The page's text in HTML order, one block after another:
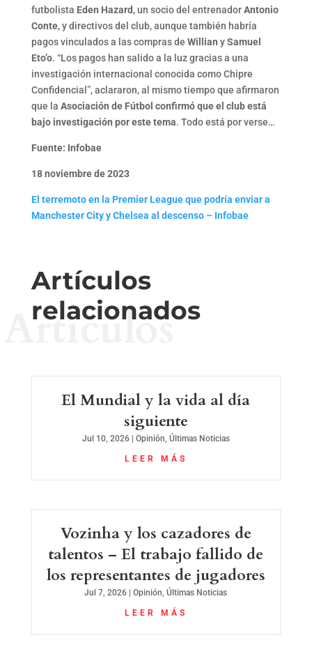
futbolista Eden Hazard, un socio del entrenadorAntonio
Conte, y directivos del club, aunque también habría
pagos vinculados a las compras de Willian ySamuel
Eto’o. “Los pagos han salido a la luz gracias a una
investigación internacional conocida como Chipre
Confidencial”, aclararon, al mismo tiempo que afirmaron
que la Asociación de Fútbol confirmó que el club está
bajo investigación por este tema. Todo está por verse…
Fuente: Infobae
18 noviembre de 2023
El terremoto en la Premier League que podría enviar a
Manchester City y Chelsea al descenso – Infobae
Artículos
relacionados
Artículos
El Mundial y la vida al día
siguiente
Jul 10, 2026| Opinión Últimas Noticias
LEER MÁS
Vozinha y los cazadores de
talentos – El trabajo fallido de
los representantes de jugadores
Jul 7, 2026 |Opinión ,Últimas Noticias
LEER MÁS